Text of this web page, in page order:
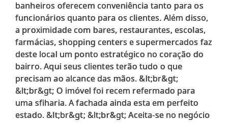
banheiros oferecem conveniência tanto para os
funcionários quanto para os clientes. Além disso,
a proximidade com bares, restaurantes, escolas,
farmácias, shopping centers e supermercados faz
deste local um ponto estratégico no coração do
bairro. Aqui seus clientes terão tudo o que
precisam ao alcance das mãos. &lt;br&gt;
&lt;br&gt; O imóvel foi recem refermado para
uma sfiharia. A fachada ainda esta em perfeito
estado. &lt;br&gt; &lt;br&gt; Aceita-se no negócio